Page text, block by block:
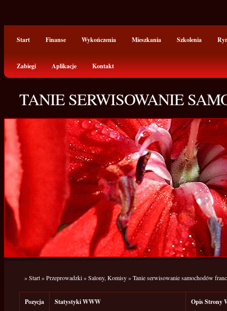
Start Finanse Wykończenia Mieszkania Szkolenia
Zabiegi Aplikacje Kontakt
TANIE SERWISOWANIE
»Start»Przeprowadzki»Salony, Komisy»Tanie serwisowanie samochodów
Pozycja Statystyki WWW Opis Strony